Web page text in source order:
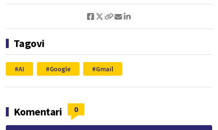
Tagovi
AI Google Gmail
Komentari 0